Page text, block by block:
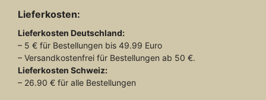
Lieferkosten:
Lieferkosten Deutschland:
– 5 € für Bestellungen bis 49.99 Euro
– Versandkostenfrei für Bestellungen ab 50 €.
Lieferkosten Schweiz:
– 26.90 € für alle Bestellungen